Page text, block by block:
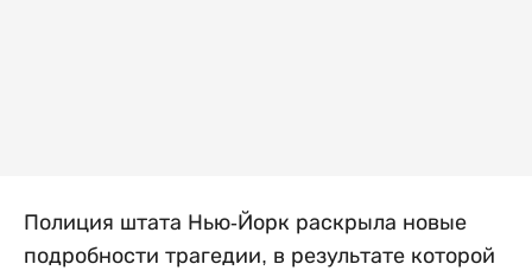
Полиция штата Нью-Йорк раскрыла новые
подробности трагедии, в результате которой